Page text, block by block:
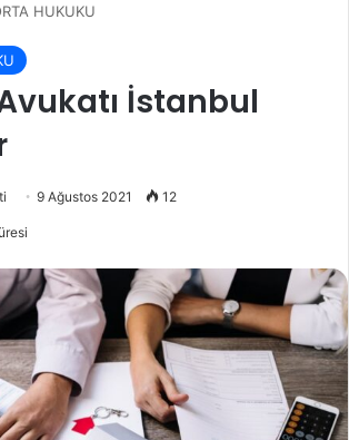
HUKUKU
İstanbul
9 Ağustos 2021 12